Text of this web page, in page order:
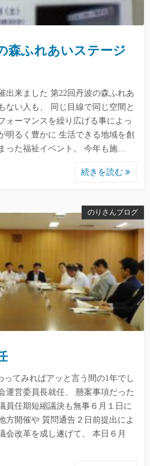
森ふれあいステージ
出来ました 第22回丹波の森ふれあ
ない人も、 同じ目線で同じ空間と
ォーマンスを繰り広げる事によっ
明るく豊かに 生活できる地域を創
った福祉イベント。 今年も施…
続きを読む
のりさんブログ
ってみればアッと言う間の1年でし
運営委員長就任、 懸案事項だった
員任期短縮議決も無事６月１日に
方開催や 質問通告２日前提出によ
会改革を成し遂げて、 本日６月